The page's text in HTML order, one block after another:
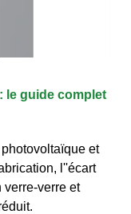
le guide complet
et
l''écart
verre et